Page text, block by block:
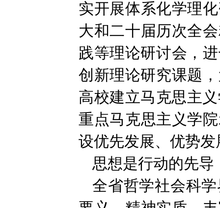
实开展体系化学理
大和二十届历次全
践等理论研讨会，
创新理论研究课题
高校建立马克思主
重点马克思主义学
设优先发展、优势
思想是行动的先
全省哲学社会科